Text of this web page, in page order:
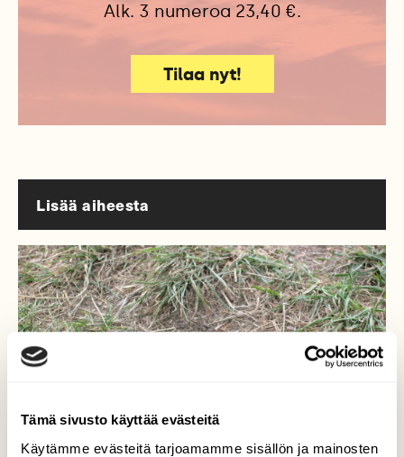
Tämä sivusto käyttää evästeitä
Käytämme evästeitä tarjoamamme sisällön ja mainosten
Alk. 3 numeroa 23,40 €.
Tilaa nyt!
Lisää aiheesta